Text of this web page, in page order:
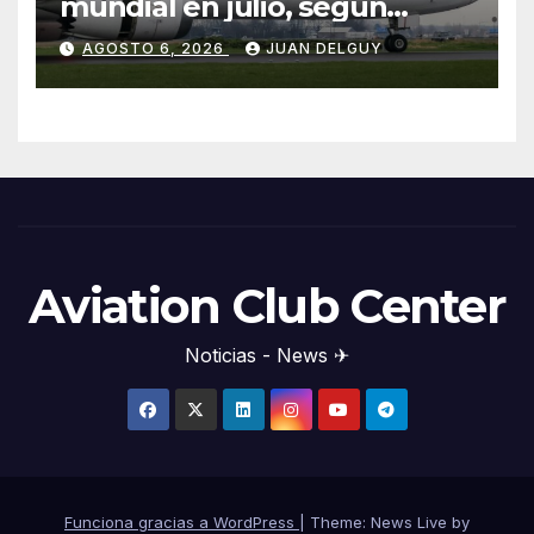
Cirium
AGOSTO 6, 2026 JUAN DELGUY
Aviation Club Center
Noticias - News ✈
Funciona gracias a WordPress Theme: News Live by